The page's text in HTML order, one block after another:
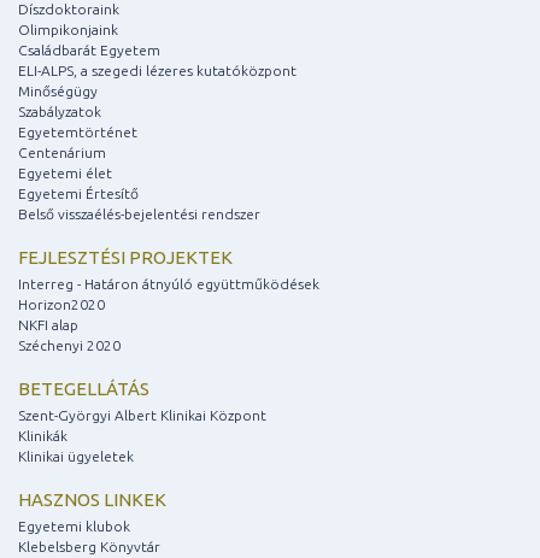
Díszdoktoraink
Olimpikonjaink
Családbarát Egyetem
ELI-ALPS, a szegedi lézeres kutatóközpont
Minőségügy
Szabályzatok
Egyetemtörténet
Centenárium
Egyetemi élet
Egyetemi Értesítő
Belső visszaélés-bejelentési rendszer
FEJLESZTÉSI PROJEKTEK
Interreg - Határon átnyúló együttműködések
Horizon2020
NKFI alap
Széchenyi 2020
BETEGELLÁTÁS
Szent-Györgyi Albert Klinikai Központ
Klinikák
Klinikai ügyeletek
HASZNOS LINKEK
Egyetemi klubok
Klebelsberg Könyvtár